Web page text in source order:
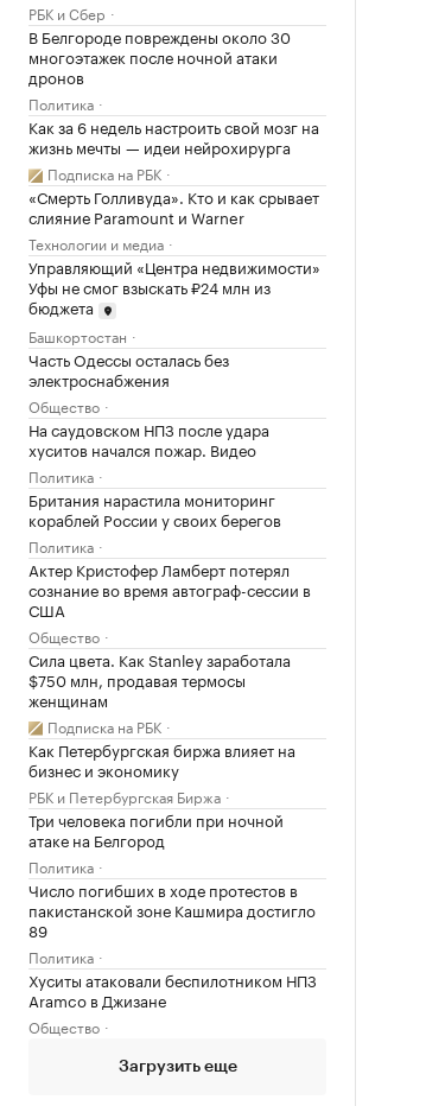
РБК и Сбер
В Белгороде повреждены около 30
многоэтажек после ночной атаки
дронов
Политика
Как за 6 недель настроить свой мозг на
жизнь мечты — идеи нейрохирурга
Подписка на РБК
«Смерть Голливуда». Кто и как срывает
слияние Paramount и Warner
Технологии и медиа
Управляющий «Центра недвижимости»
Уфы не смог взыскать ₽24 млн из
бюджета
Башкортостан
Часть Одессы осталась без
электроснабжения
Общество
На саудовском НПЗ после удара
хуситов начался пожар. Видео
Политика
Британия нарастила мониторинг
кораблей России у своих берегов
Политика
Актер Кристофер Ламберт потерял
сознание во время автограф-сессии в
США
Общество
Сила цвета. Как Stanley заработала
$750 млн, продавая термосы
женщинам
Подписка на РБК
Как Петербургская биржа влияет на
бизнес и экономику
РБК и Петербургская Биржа
Три человека погибли при ночной
атаке на Белгород
Политика
Число погибших в ходе протестов в
пакистанской зоне Кашмира достигло
89
Политика
Хуситы атаковали беспилотником НПЗ
Aramco в Джизане
Общество
Загрузить еще